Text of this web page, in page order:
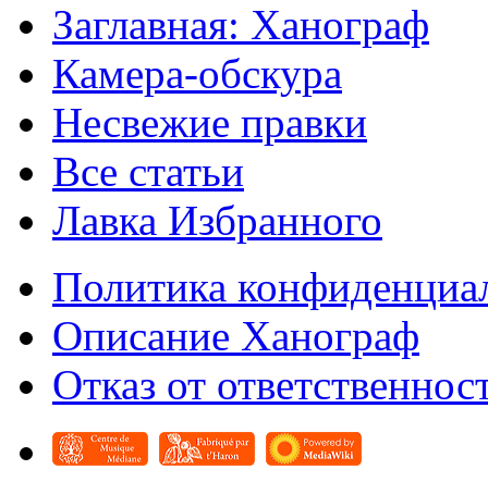
Заглавная: Ханограф
Камера-обскура
Несвежие правки
Все статьи
Лавка Избранного
Политика
Описание Ханограф
Отказ от